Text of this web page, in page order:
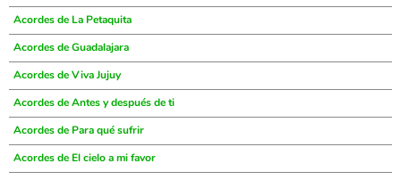
Acordes de La Petaquita
Acordes de Guadalajara
Acordes de Viva Jujuy
Acordes de Antes y después de ti
Acordes de Para qué sufrir
Acordes de El cielo a mi favor